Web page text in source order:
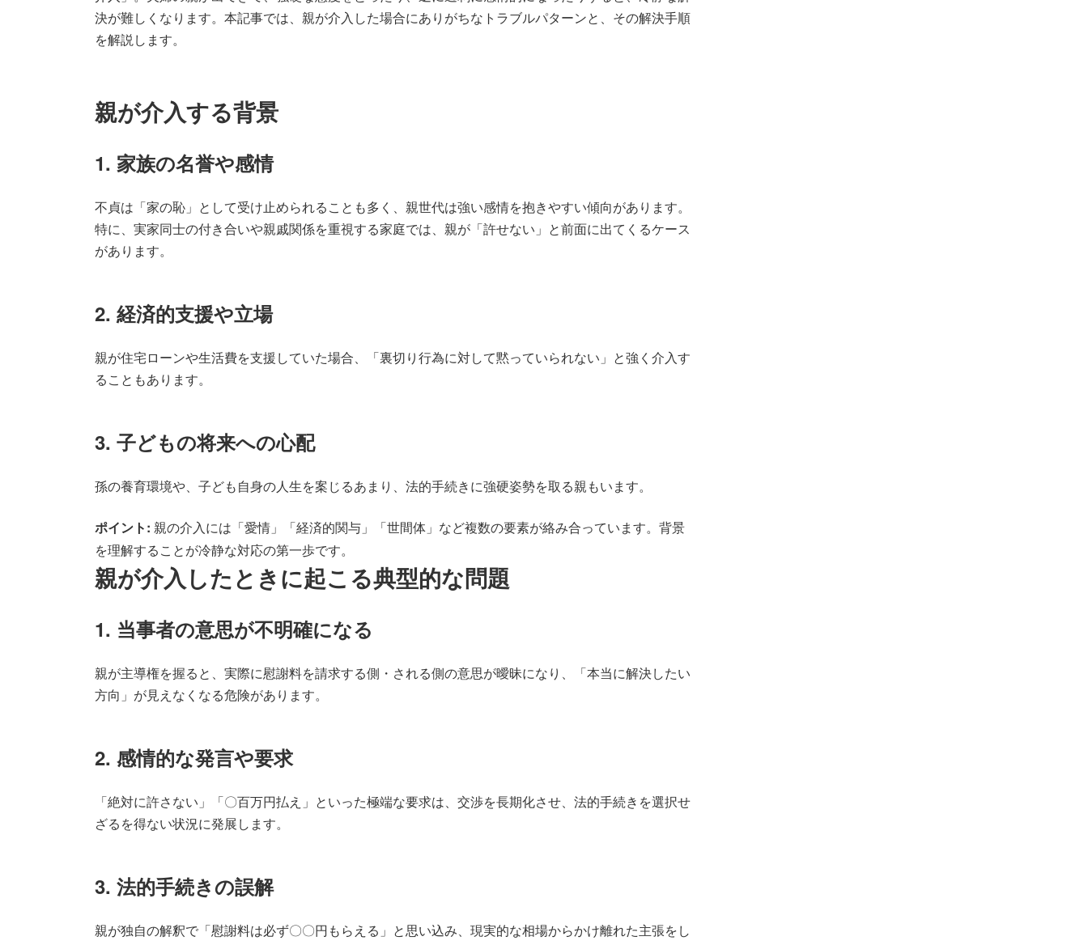
決が難しくなります。本記事では、親が介入した場合にありがちなトラブルパターンと、その解決手順
を解説します。
親が介入する背景
1. 家族の名誉や感情
不貞は「家の恥」として受け止められることも多く、親世代は強い感情を抱きやすい傾向があります。
特に、実家同士の付き合いや親戚関係を重視する家庭では、親が「許せない」と前面に出てくるケース
があります。
2. 経済的支援や立場
親が住宅ローンや生活費を支援していた場合、「裏切り行為に対して黙っていられない」と強く介入す
ることもあります。
3. 子どもの将来への心配
孫の養育環境や、子ども自身の人生を案じるあまり、法的手続きに強硬姿勢を取る親もいます。
ポイント: 親の介入には「愛情」「経済的関与」「世間体」など複数の要素が絡み合っています。背景
を理解することが冷静な対応の第一歩です。
親が介入したときに起こる典型的な問題
1. 当事者の意思が不明確になる
親が主導権を握ると、実際に慰謝料を請求する側・される側の意思が曖昧になり、「本当に解決したい
方向」が見えなくなる危険があります。
2. 感情的な発言や要求
「絶対に許さない」「〇百万円払え」といった極端な要求は、交渉を長期化させ、法的手続きを選択せ
ざるを得ない状況に発展します。
3. 法的手続きの誤解
親が独自の解釈で「慰謝料は必ず〇〇円もらえる」と思い込み、現実的な相場からかけ離れた主張をし